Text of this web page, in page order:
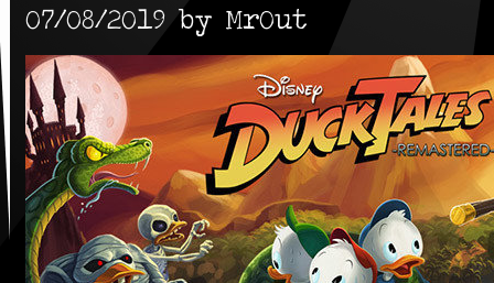
07/08/2019 by MrOut